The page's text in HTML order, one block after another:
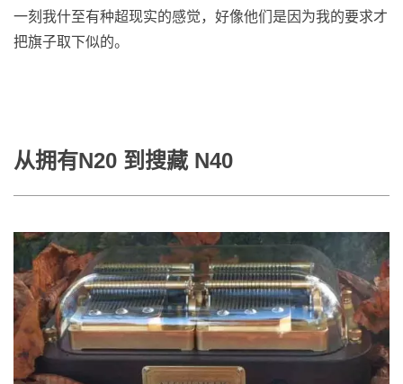
一刻我什至有种超现实的感觉，好像他们是因为我的要求才
把旗子取下似的。
从拥有N20 到搜藏 N40